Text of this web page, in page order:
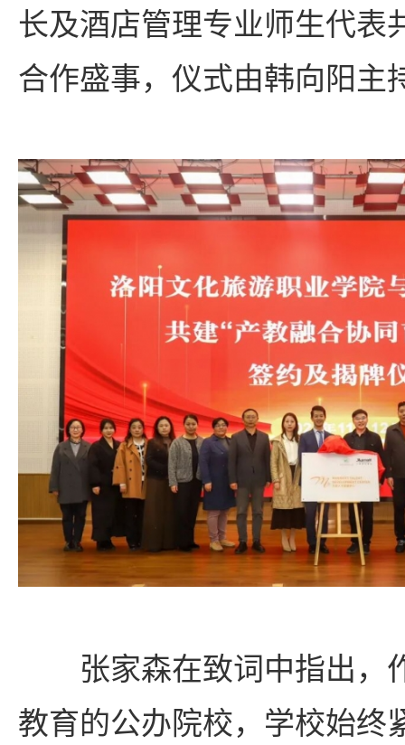
长及酒店管理专业师生代表
合作盛事，仪式由韩向阳主
张家森在致词中指出，
教育的公办院校，学校始终